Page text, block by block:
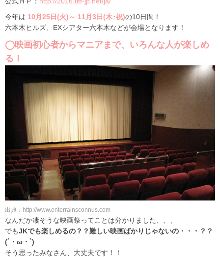
今年は 10月25日(火)～ 11月3日(木･祝)の10日間！
六本木ヒルズ、EXシアター六本木などが会場となります！
◯映画初心者からマニアまで、いろんな人が楽しめ
る！
出典：http://www.enterrainsconnus.com
なんだか凄そうな映画祭ってことは分かりました、、、
でもJKでも楽しめるの？？難しい映画ばかりじゃないの・・・？？
(´・ω・`)
そう思ったみなさん、大丈夫です！！